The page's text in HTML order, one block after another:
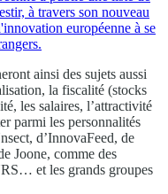
à travers son nouveau
européenne à se
ainsi des sujets aussi
la fiscalité (stocks
les salaires, l’attractivité
parmi les personnalités
d’InnovaFeed, de
Joone, comme des
et les grands groupes